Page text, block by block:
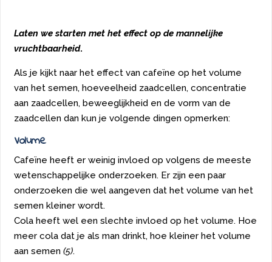
Laten we starten met het effect op de mannelijke
vruchtbaarheid.
Als je kijkt naar het effect van cafeïne op het volume
van het semen, hoeveelheid zaadcellen, concentratie
aan zaadcellen, beweeglijkheid en de vorm van de
zaadcellen dan kun je volgende dingen opmerken:
Volume
Cafeïne heeft er weinig invloed op volgens de meeste
wetenschappelijke onderzoeken. Er zijn een paar
onderzoeken die wel aangeven dat het volume van het
semen kleiner wordt.
Cola heeft wel een slechte invloed op het volume. Hoe
meer cola dat je als man drinkt, hoe kleiner het volume
aan semen(5).